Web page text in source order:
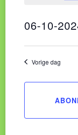
6
2024
06-10-
Selecteer
eenVorige dag